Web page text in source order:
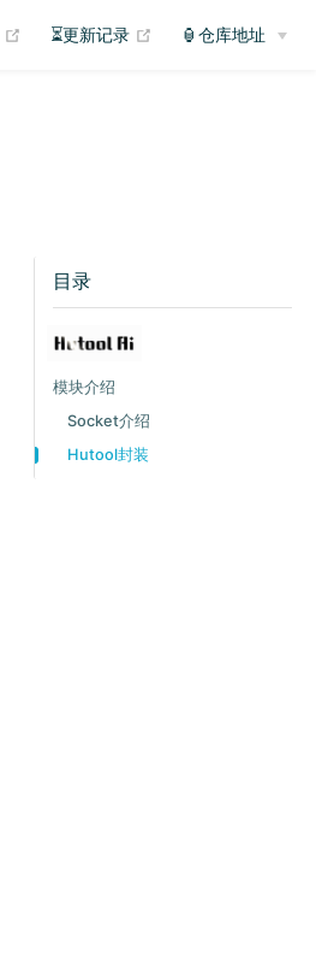
(opens new window)
⏳更新记录 (opens new
🏮仓库地址
目录
模块介绍
Socket介绍
Hutool封装